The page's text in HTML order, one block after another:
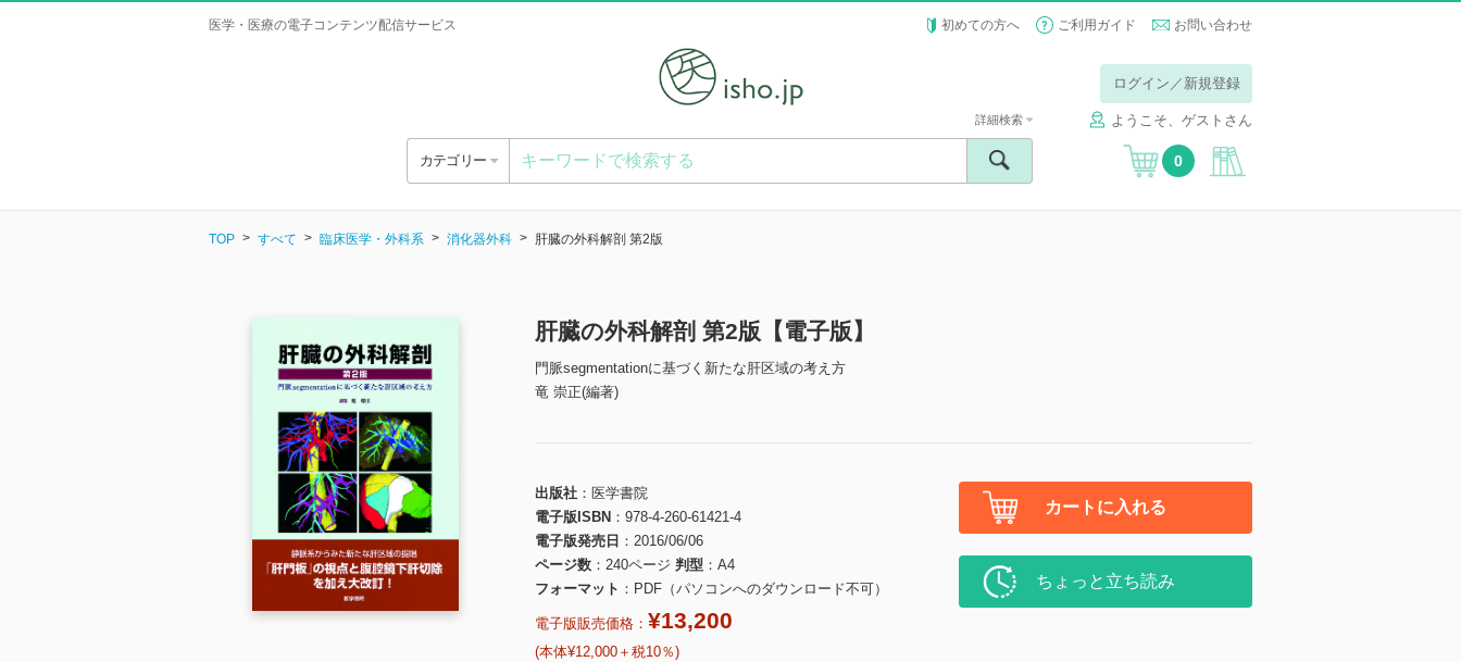
医学・医療の電子コンテンツ配信サービス 初めての方へ ご利用ガイド お問い合わせ
ログイン／新規登録
ようこそ、ゲストさん
カテゴリー
詳細検索
0
TOP すべて 臨床医学・外科系 消化器外科 肝臓の外科解剖 第2版
肝臓の外科解剖 第2版【電子版】
門脈segmentationに基づく新たな肝区域の考え方
竜 崇正(編著)
出版社
医学書院
電子版ISBN
978-4-260-61421-4
電子版発売日
2016/06/06
ページ数
240ページ 判型
A4
フォーマット
PDF（パソコンへのダウンロード不可）
電子版販売価格： ¥13,200
(本体¥12,000＋税10％)
カートに入れる
ちょっと立ち読み